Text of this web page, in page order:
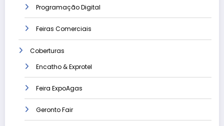
Programação Digital
Feiras Comerciais
Coberturas
Encatho & Exprotel
Feira ExpoAgas
Geronto Fair